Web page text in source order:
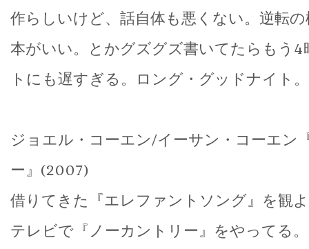
作らしいけど、話自体も悪くない。逆転
本がいい。とかグズグズ書いてたらもう
トにも遅すぎる。ロング・グッドナイト
ジョエル・コーエン/イーサン・コーエン
ー』(2007)
借りてきた『エレファントソング』を観
テレビで『ノーカントリー』をやってる